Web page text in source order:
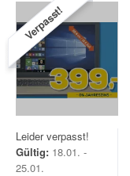
Verpasst!
Leider verpasst!
Gültig: 18.01. -
25.01.